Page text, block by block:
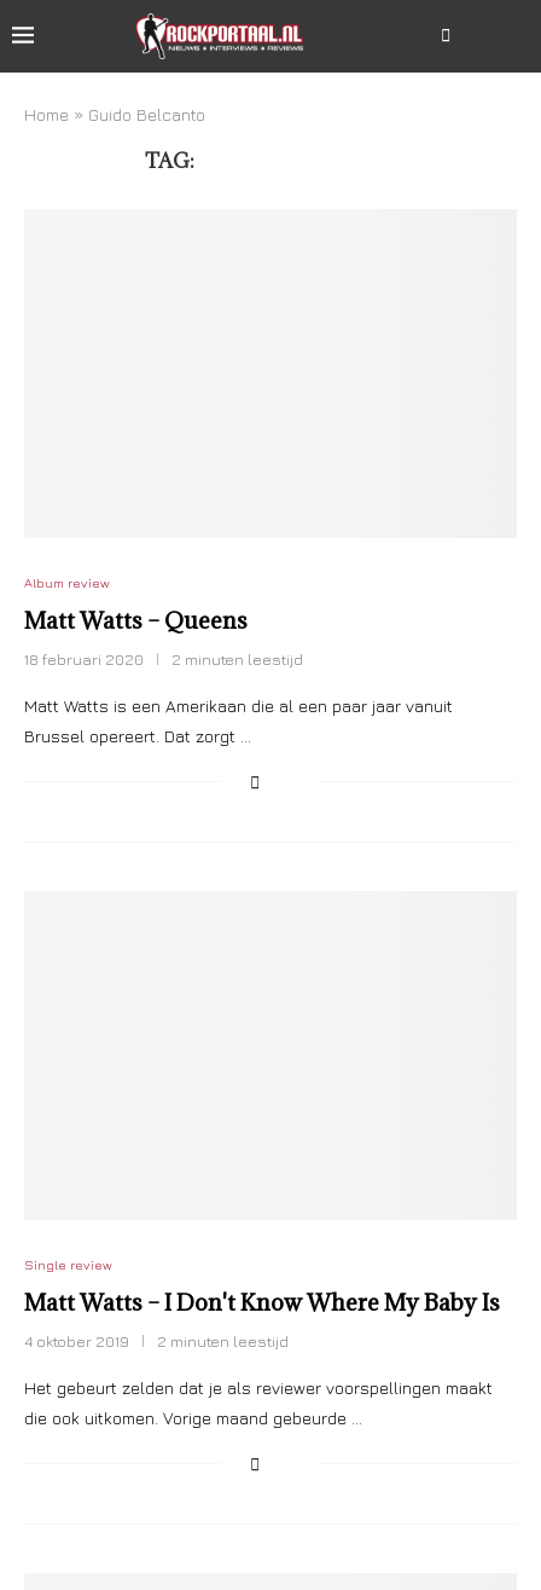
Home » Guido Belcanto
TAG:
Album review
Matt Watts – Queens
18 februari 2020 2 minuten leestijd
Matt Watts is een Amerikaan die al een paar jaar vanuit
Brussel opereert. Dat zorgt …
Single review
Matt Watts – I Don't Know Where My Baby Is
4 oktober 2019 2 minuten leestijd
Het gebeurt zelden dat je als reviewer voorspellingen maakt
die ook uitkomen. Vorige maand gebeurde …